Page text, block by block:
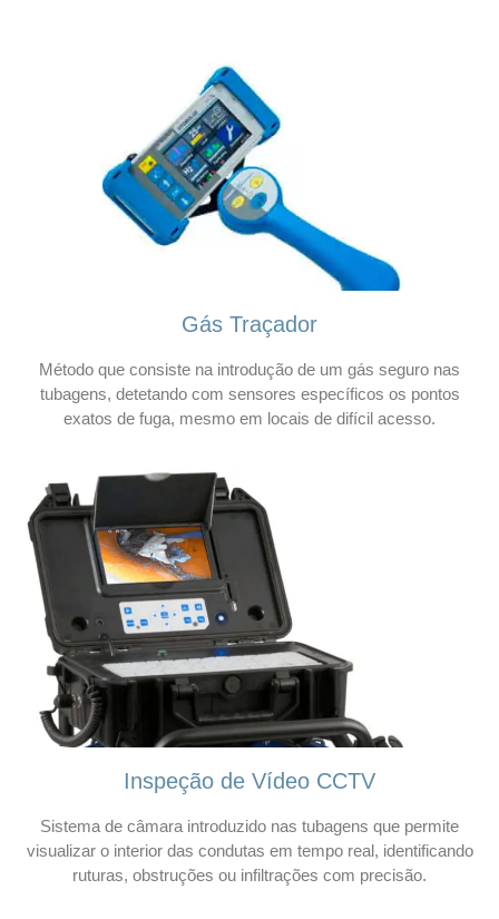
Gás Traçador
Método que consiste na introdução de um gás seguro nas
tubagens, detetando com sensores específicos os pontos
exatos de fuga, mesmo em locais de difícil acesso.
Inspeção de Vídeo CCTV
Sistema de câmara introduzido nas tubagens que permite
visualizar o interior das condutas em tempo real, identificando
ruturas, obstruções ou infiltrações com precisão.